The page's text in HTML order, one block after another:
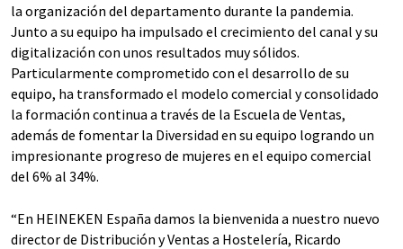
la organización del departamento durante la pandemia.
Junto a su equipo ha impulsado el crecimiento del canal y su
digitalización con unos resultados muy sólidos.
Particularmente comprometido con el desarrollo de su
equipo, ha transformado el modelo comercial y consolidado
la formación continua a través de la Escuela de Ventas,
además de fomentar la Diversidad en su equipo logrando un
impresionante progreso de mujeres en el equipo comercial
del 6% al 34%.
“En HEINEKEN España damos la bienvenida a nuestro nuevo
director de Distribución y Ventas a Hostelería, Ricardo